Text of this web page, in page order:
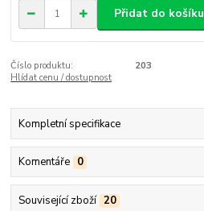
Přidat do košíku
Číslo produktu:
203
Hlídat cenu / dostupnost
Kompletní specifikace
Komentáře 0
Související zboží 20